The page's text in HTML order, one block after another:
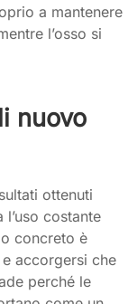
a mantenere
l’osso si
nuovo
ottenuti
costante
concreto è
accorgersi che
perché le